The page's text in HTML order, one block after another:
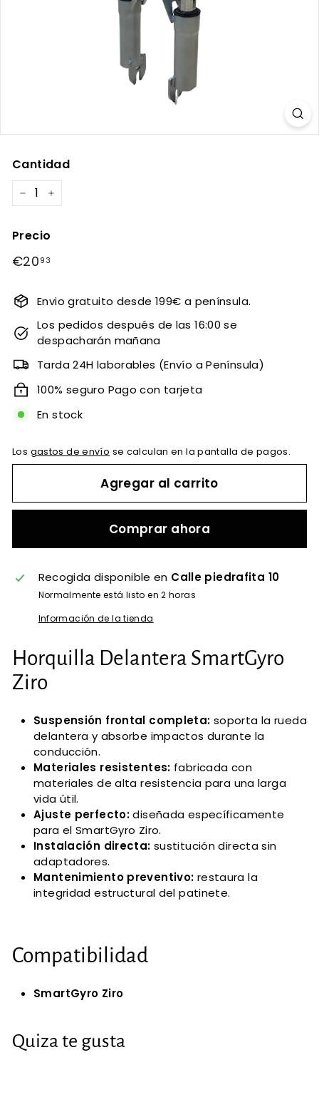
Cantidad
− +
Precio
Precio
€20 93
Envio gratuito desde 199€ a península.
Los pedidos después de las 16:00 se
despacharán mañana
Tarda 24H laborables (Envío a Península)
100% seguro Pago con tarjeta
En stock
Los gastos de envío se calculan en la pantalla de pagos.
Agregar al carrito
Comprar ahora
Recogida disponible en Calle piedrafita 10
Normalmente está listo en 2 horas
Información de la tienda
Horquilla Delantera SmartGyro
Ziro
Suspensión frontal completa: soporta la rueda
delantera y absorbe impactos durante la
conducción.
Materiales resistentes: fabricada con
materiales de alta resistencia para una larga
vida útil.
Ajuste perfecto:diseñada específicamente
para el SmartGyro Ziro.
Instalación directa: sustitución directa sin
adaptadores.
Mantenimiento preventivo: restaura la
integridad estructural del patinete.
Compatibilidad
SmartGyro Ziro
Quiza te gusta